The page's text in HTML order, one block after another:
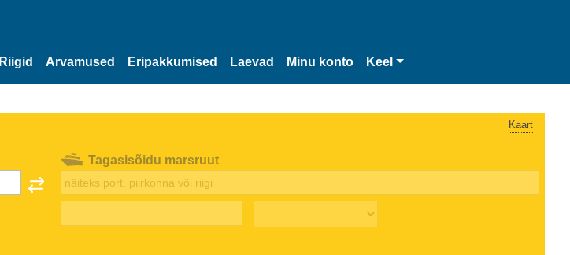
Riigid Arvamused Eripakkumised Laevad Minu konto Keel
Kaart
Tagasisõidu marsruut